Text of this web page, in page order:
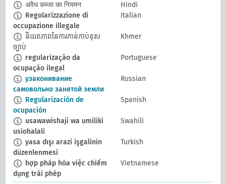
अवैध कब्जा का नियमन
Hindi
Regolarizzazione di
occupazione illegale
Italian
និយតភាពនៃការកាន់កាប់ខុស
ច្បាប់
Khmer
regularização da
ocupação ilegal
Portuguese
узаконивание
самовольно занятой земли
Russian
Regularización de
ocupación
Spanish
usawawishaji wa umiliki
usiohalali
Swahili
yasa dışı arazi işgalinin
düzenlenmesi
Turkish
hợp pháp hóa việc chiếm
dụng trái phép
Vietnamese